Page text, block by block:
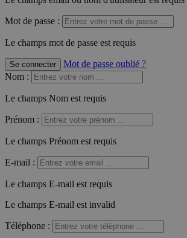
Mot de passe :
Le champs mot de passe est requis
Se connecter
Mot de passe oublié ?
Nom :
Le champs Nom est requis
Prénom :
Le champs Prénom est requis
E-mail :
Le champs E-mail est requis
Le champs E-mail est invalid
Téléphone :